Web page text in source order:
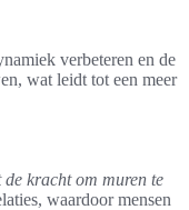
verbeteren en de
wat leidt tot een meer
de kracht om muren te
waardoor mensen